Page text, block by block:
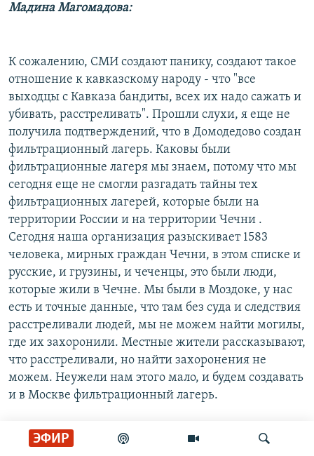
ЭФИР
Мадина Магомадова:
К сожалению, СМИ создают панику, создают такое
отношение к кавказскому народу - что "все
выходцы с Кавказа бандиты, всех их надо сажать и
убивать, расстреливать". Прошли слухи, я еще не
получила подтверждений, что в Домодедово создан
фильтрационный лагерь. Каковы были
фильтрационные лагеря мы знаем, потому что мы
сегодня еще не смогли разгадать тайны тех
фильтрационных лагерей, которые были на
территории России и на территории Чечни .
Сегодня наша организация разыскивает 1583
человека, мирных граждан Чечни, в этом списке и
русские, и грузины, и чеченцы, это были люди,
которые жили в Чечне. Мы были в Моздоке, у нас
есть и точные данные, что там без суда и следствия
расстреливали людей, мы не можем найти могилы,
где их захоронили. Местные жители рассказывают,
что расстреливали, но найти захоронения не
можем. Неужели нам этого мало, и будем создавать
и в Москве фильтрационный лагерь.
Савик Шустер: